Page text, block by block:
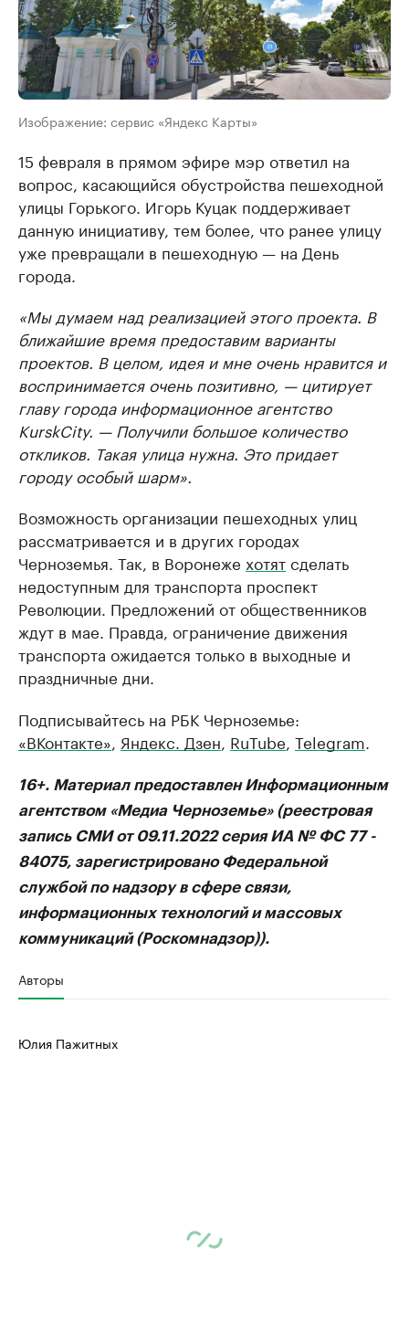
Изображение: сервис «Яндекс Карты»
15 февраля в прямом эфире мэр ответил на
вопрос, касающийся обустройства пешеходной
улицы Горького. Игорь Куцак поддерживает
данную инициативу, тем более, что ранее улицу
уже превращали в пешеходную — на День
города.
«Мы думаем над реализацией этого проекта. В
ближайшие время предоставим варианты
проектов. В целом, идея и мне очень нравится и
воспринимается очень позитивно, — цитирует
главу города информационное агентство
KurskCity. — Получили большое количество
откликов. Такая улица нужна. Это придает
городу особый шарм».
Возможность организации пешеходных улиц
рассматривается и в других городах
Черноземья. Так, в Воронеже хотятсделать
недоступным для транспорта проспект
Революции. Предложений от общественников
ждут в мае. Правда, ограничение движения
транспорта ожидается только в выходные и
праздничные дни.
Подписывайтесь на РБК Черноземье:
«ВКонтакте», Яндекс. Дзен, RuTube, Telegram.
16+. Материал предоставлен Информационным
агентством «Медиа Черноземье» (реестровая
запись СМИ от 09.11.2022 серия ИА № ФС 77 -
84075, зарегистрировано Федеральной
службой по надзору в сфере связи,
информационных технологий и массовых
коммуникаций (Роскомнадзор)).
Авторы
Юлия Пажитных